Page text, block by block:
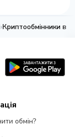
›Криптообмінники в
обмін?